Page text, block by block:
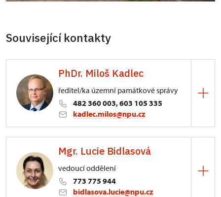
Související kontakty
PhDr. Miloš Kadlec
ředitel/ka územní památkové správy
482 360 003, 603 105 335
kadlec.milos@npu.cz
3/, Sychrov 3
Mgr. Lucie Bidlasová
vedoucí oddělení
773 775 944
bidlasova.lucie@npu.cz